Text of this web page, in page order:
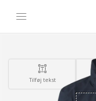
Tilføj tekst